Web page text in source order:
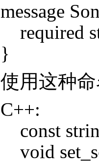
message
required
}
使用这种
C++:
const
void